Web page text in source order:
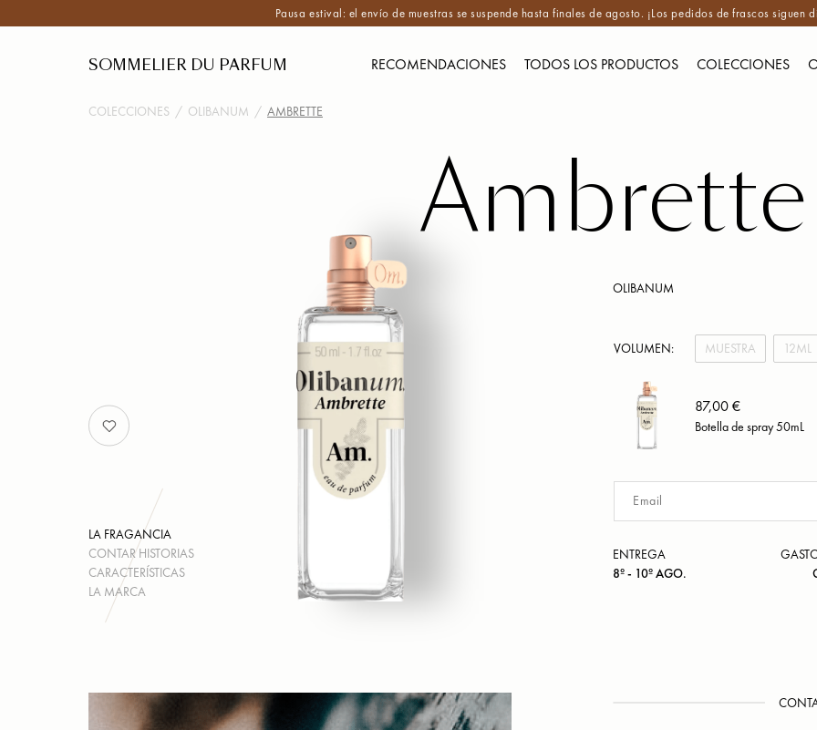
Pausa estival: el envío de muestras se suspende hasta finales de agosto. ¡Los pedidos de frascos siguen
SOMMELIER DU PARFUM RECOMENDACIONES TODOS LOS PRODUCTOS COLECCIONES
COLECCIONES / OLIBANUM / AMBRETTE
Ambrette
LA FRAGANCIA
CONTAR HISTORIAS
CARACTERÍSTICAS
LA MARCA
OLIBANUM
VOLUMEN: MUESTRA 12ML
87,00 €
Botella de spray 50mL
ENTREGA
8º - 10º AGO.